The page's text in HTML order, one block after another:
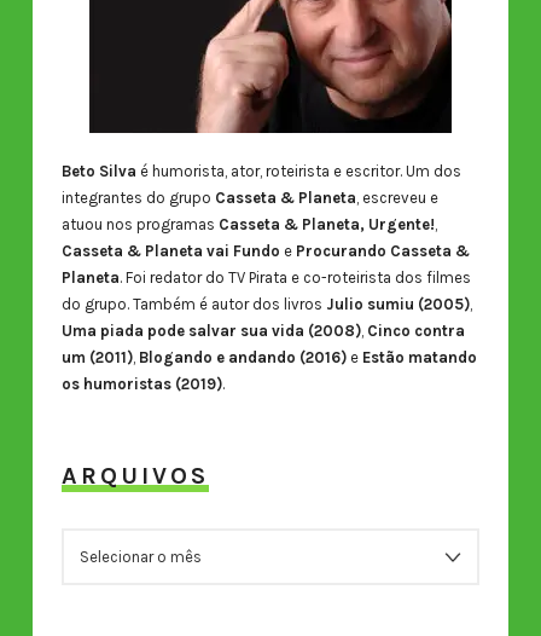
Beto Silva é humorista, ator, roteirista e escritor. Um dos
integrantes do grupo Casseta & Planeta, escreveu e
atuou nos programas Casseta & Planeta, Urgente!,
Casseta & Planeta vai Fundo e Procurando Casseta &
Planeta. Foi redator do TV Pirata e co-roteirista dos filmes
do grupo. Também é autor dos livros Julio sumiu (2005),
Uma piada pode salvar sua vida (2008), Cinco contra
um (2011), Blogando e andando (2016)e Estão matando
os humoristas (2019).
ARQUIVOS